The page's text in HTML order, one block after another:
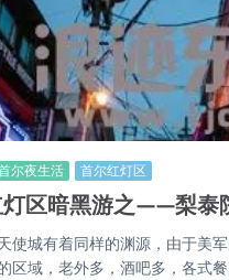
尔夜生活 首尔红灯区
灯区暗黑游之——梨泰
使城有着同样的渊源，由于美
区域，老外多，酒吧多，各式